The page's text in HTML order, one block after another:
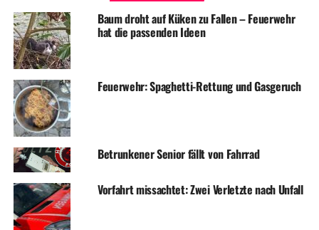
UP NEXT
Razzien in Kiosken: Fälschungen, Drogen und Waffen
gefunden
DON'T MISS
Zwei Glätte-Unfälle mit mehreren Verletzten
Baum droht auf Küken zu Fallen – Feuerwehr
hat die passenden Ideen
Feuerwehr: Spaghetti-Rettung und Gasgeruch
Betrunkener Senior fällt von Fahrrad
Vorfahrt missachtet: Zwei Verletzte nach Unfall